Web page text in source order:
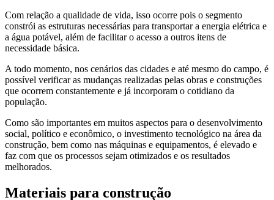
Com relação a qualidade de vida, isso ocorre pois o segmento
constrói as estruturas necessárias para transportar a energia elétrica e
a água potável, além de facilitar o acesso a outros itens de
necessidade básica.
A todo momento, nos cenários das cidades e até mesmo do campo, é
possível verificar as mudanças realizadas pelas obras e construções
que ocorrem constantemente e já incorporam o cotidiano da
população.
Como são importantes em muitos aspectos para o desenvolvimento
social, político e econômico, o investimento tecnológico na área da
construção, bem como nas máquinas e equipamentos, é elevado e
faz com que os processos sejam otimizados e os resultados
melhorados.
Materiais para construção